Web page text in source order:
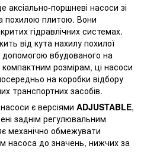
аксіально-поршневі насоси зі
похилою плитою. Вони
гідравлічних системах.
від кута нахилу похилої
вбудованого на
розмірам, ці насоси
на коробки відбору
транспортних засобів.
є версіями ADJUSTABLE,
заднім регулювальним
механічно обмежувати
насоса до значень, нижчих за